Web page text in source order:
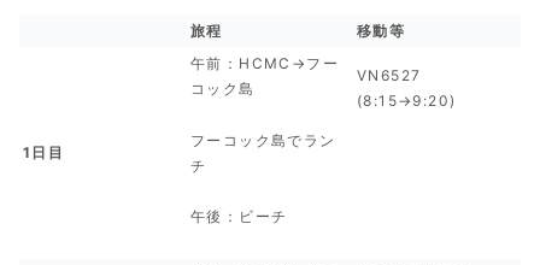
旅程 移動等
1日目
午前：HCMC→フー
コック島
フーコック島でラン
チ
午後：ビーチ
VN6527
(8:15→9:20)